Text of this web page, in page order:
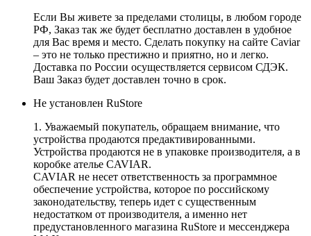
Если Вы живете за пределами столицы, в любом городе
РФ, Заказ так же будет бесплатно доставлен в удобное
для Вас время и место. Сделать покупку на сайте Caviar
– это не только престижно и приятно, но и легко.
Доставка по России осуществляется сервисом СДЭК.
Ваш Заказ будет доставлен точно в срок.
Не установлен RuStore
1. Уважаемый покупатель, обращаем внимание, что
устройства продаются предактивированными.
Устройства продаются не в упаковке производителя, а в
коробке ателье CAVIAR.
CAVIAR не несет ответственность за программное
обеспечение устройства, которое по российскому
законодательству, теперь идет с существенным
недостатком от производителя, а именно нет
предустановленного магазина RuStore и мессенджера